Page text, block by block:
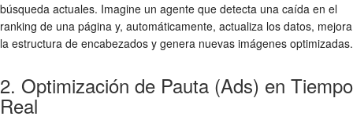
búsqueda actuales. Imagine un agente que detecta una caída en el
ranking de una página y, automáticamente, actualiza los datos, mejora
la estructura de encabezados y genera nuevas imágenes optimizadas.
2. Optimización de Pauta (Ads) en Tiempo
Real